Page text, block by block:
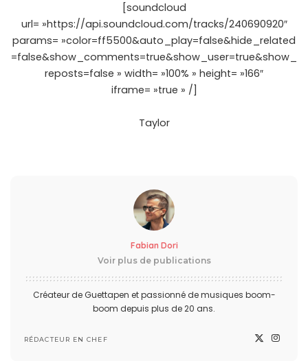
[soundcloud
url= »https://api.soundcloud.com/tracks/240690920″
params= »color=ff5500&auto_play=false&hide_related
=false&show_comments=true&show_user=true&show_
reposts=false » width= »100% » height= »166″
iframe= »true » /]
Taylor
Fabian Dori
Voir plus de publications
Créateur de Guettapen et passionné de musiques boom-
boom depuis plus de 20 ans.
RÉDACTEUR EN CHEF